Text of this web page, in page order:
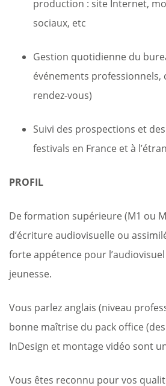
production : site Internet,
sociaux, etc
Gestion quotidienne du
événements professionnels,
rendez-vous)
Suivi des prospections et
festivals en France et à
PROFIL
De formation supérieure (M1 ou
d’écriture audiovisuelle ou
forte appétence pour
jeunesse.
Vous parlez anglais (niveau
bonne maîtrise du pack office
InDesign et montage vidéo sont
Vous êtes reconnu pour vos